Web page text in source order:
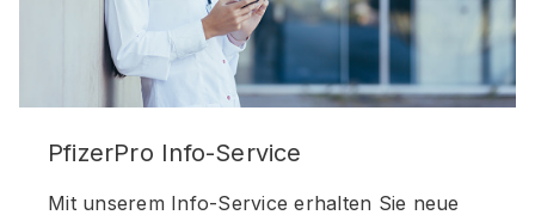
PfizerPro Info-Service
Mit unserem Info-Service erhalten Sie neue